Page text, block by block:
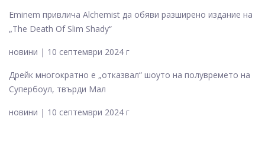
Eminem привлича Alchemist да обяви разширено издание на
„The Death Of Slim Shady“
новини | 10 септември 2024 г
Дрейк многократно е „отказвал“ шоуто на полувремето на
Супербоул, твърди Мал
новини | 10 септември 2024 г